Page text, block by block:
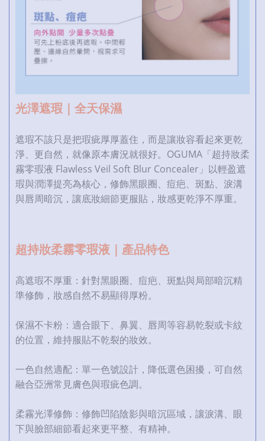
光澤遮瑕｜全天保濕
遮瑕不該只是把瑕疵厚厚蓋住，而是讓妝容看起來更乾
淨、更自然，就像原本膚況就很好。OGUMA「超持妝柔
霧零瑕液 Flawless Veil Soft Blur Concealer」以輕盈遮
瑕與潤澤提亮為核心，修飾黑眼圈、痘疤、斑點、淚溝
與唇周暗沉，讓底妝細節更服貼，妝感更乾淨不厚重。
超持妝柔霧零瑕液｜產品特色
高遮瑕不厚重：針對黑眼圈、痘疤、斑點與局部暗沉精
準修飾，妝感自然不易顯得厚粉。
保濕不卡粉：適合眼下、鼻翼、唇周等容易乾裂或卡紋
的位置，維持服貼不乾裂的妝效。
一色自然適配：單一色號設計，降低選色困擾，可自然
融合亞洲常見膚色與瑕疵色調。
柔霧光澤修飾：修飾凹陷陰影與暗沉區域，讓淚溝、眼
下與臉部細節看起來更平整、有精神。